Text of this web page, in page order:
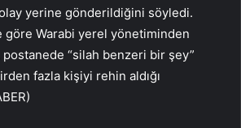
yerine gönderildiğini söyledi.
göre Warabi yerel yönetiminden
postanede “silah benzeri bir şey”
fazla kişiyi rehin aldığı